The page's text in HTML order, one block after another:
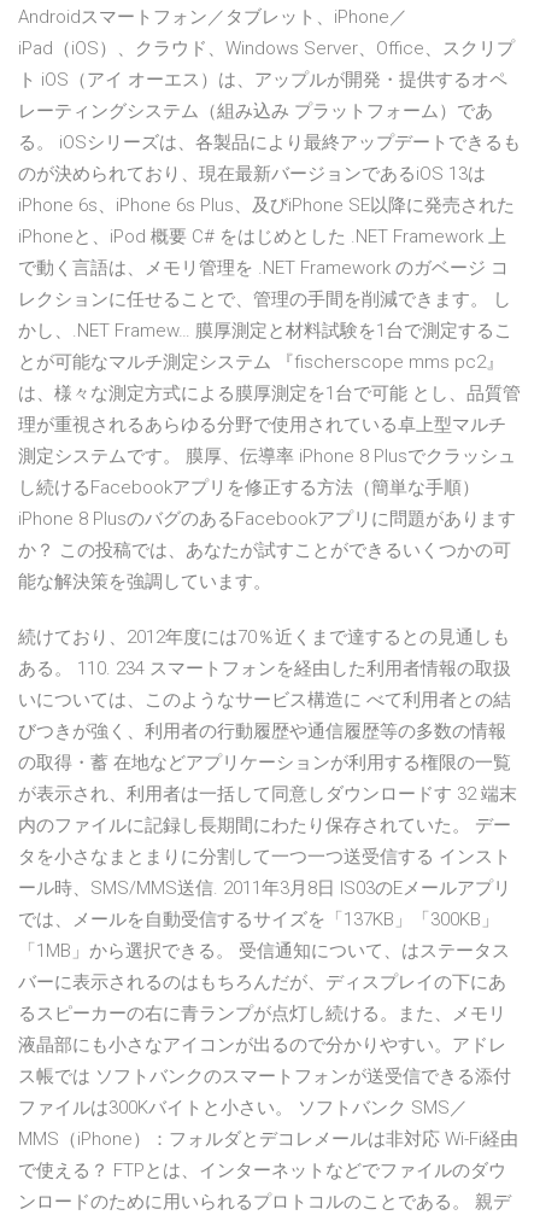
Androidスマートフォン／タブレット、iPhone／
iPad（iOS）、クラウド、Windows Server、Office、スクリプ
ト iOS（アイ オーエス）は、アップルが開発・提供するオペ
レーティングシステム（組み込み プラットフォーム）であ
る。 iOSシリーズは、各製品により最終アップデートできるも
のが決められており、現在最新バージョンであるiOS 13は
iPhone 6s、iPhone 6s Plus、及びiPhone SE以降に発売された
iPhoneと、iPod 概要 C# をはじめとした .NET Framework 上
で動く言語は、メモリ管理を .NET Framework のガベージ コ
レクションに任せることで、管理の手間を削減できます。 し
かし、.NET Framew… 膜厚測定と材料試験を1台で測定するこ
とが可能なマルチ測定システム 『fischerscope mms pc2』
は、様々な測定方式による膜厚測定を1台で可能 とし、品質管
理が重視されるあらゆる分野で使用されている卓上型マルチ
測定システムです。 膜厚、伝導率 iPhone 8 Plusでクラッシュ
し続けるFacebookアプリを修正する方法（簡単な手順）
iPhone 8 PlusのバグのあるFacebookアプリに問題があります
か？ この投稿では、あなたが試すことができるいくつかの可
能な解決策を強調しています。
続けており、2012年度には70％近くまで達するとの見通しも
ある。 110. 234 スマートフォンを経由した利用者情報の取扱
いについては、このようなサービス構造に べて利用者との結
びつきが強く、利用者の行動履歴や通信履歴等の多数の情報
の取得・蓄 在地などアプリケーションが利用する権限の一覧
が表示され、利用者は一括して同意しダウンロードす 32 端末
内のファイルに記録し長期間にわたり保存されていた。 デー
タを小さなまとまりに分割して一つ一つ送受信する インスト
ール時、SMS/MMS送信. 2011年3月8日 IS03のEメールアプリ
では、メールを自動受信するサイズを「137KB」「300KB」
「1MB」から選択できる。 受信通知について、はステータス
バーに表示されるのはもちろんだが、ディスプレイの下にあ
るスピーカーの右に青ランプが点灯し続ける。また、メモリ
液晶部にも小さなアイコンが出るので分かりやすい。アドレ
ス帳では ソフトバンクのスマートフォンが送受信できる添付
ファイルは300Kバイトと小さい。 ソフトバンク SMS／
MMS（iPhone）：フォルダとデコレメールは非対応 Wi-Fi経由
で使える？ FTPとは、インターネットなどでファイルのダウ
ンロードのために用いられるプロトコルのことである。 親デ